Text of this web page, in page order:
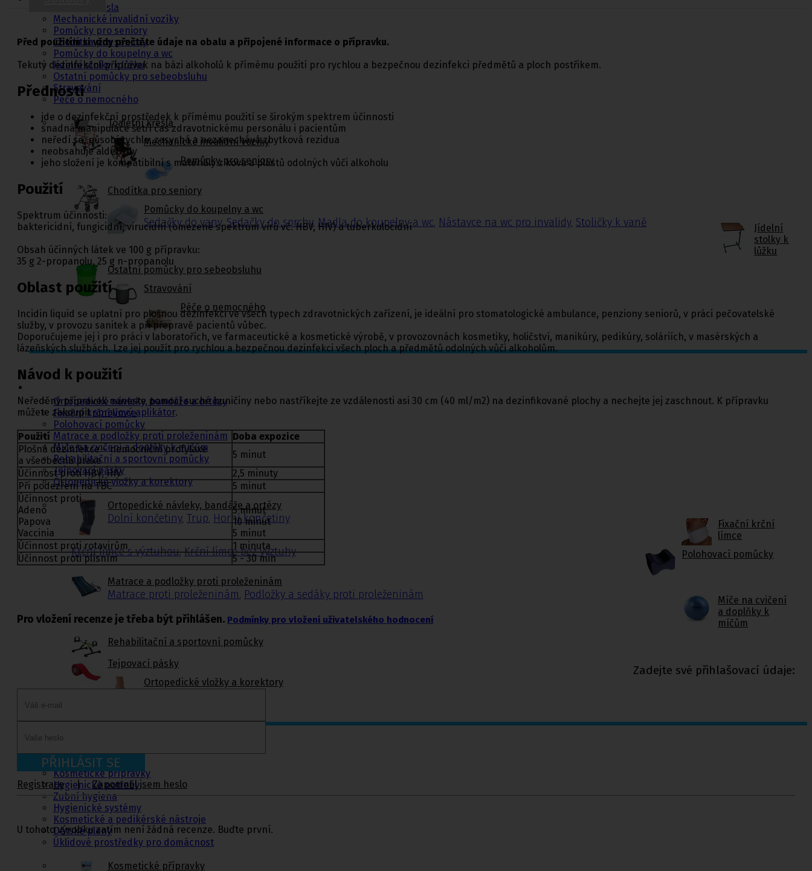
Toaletní křesla
Mechanické invalidní vozíky
Pomůcky pro seniory
Chodítka pro seniory
Pomůcky do koupelny a wc
Jídelní stolky k lůžku
Ostatní pomůcky pro sebeobsluhu
Stravování
Péče o nemocného
Toaletní křesla
Mechanické invalidní vozíky
Pomůcky pro seniory
Chodítka pro seniory
Pomůcky do koupelny a wc
Sedačky do vany,Sedačky do sprchy, Madla do koupelny a wc, Nástavce na wc pro invalidy, Stoličky k vaně
Jídelní
stolky k
lůžku
Ostatní pomůcky pro sebeobsluhu
Stravování
Péče o nemocného
rehabilitace a
sport
Ortopedické návleky, bandáže a ortézy
Fixační krční límce
Polohovací pomůcky
Matrace a podložky proti proleženinám
Míče na cvičení a doplňky k míčům
Rehabilitační a sportovní pomůcky
Tejpovací pásky
Ortopedické vložky a korektory
Ortopedické návleky, bandáže a ortézy
Dolní končetiny, Trup, Horní končetiny
Fixační krční
límce
Krční límce s výztuhou,Krční límce bez výztuhy Polohovací pomůcky
Matrace a podložky proti proleženinám
Matrace proti proleženinám, Podložky a sedáky proti proleženinám
Míče na cvičení
a doplňky k
míčům
Rehabilitační a sportovní pomůcky
Tejpovací pásky
Ortopedické vložky a korektory
Kosmetika a
pleny
Kosmetické přípravky
Hygienické potřeby
Zubní hygiena
Hygienické systémy
Kosmetické a pedikérské nástroje
Dětské pleny
Úklidové prostředky pro domácnost
Kosmetické přípravky
Před použitím si vždy přečtěte údaje na obalu a připojené informace o přípravku.
Tekutý dezinfekční přípravek na bázi alkoholů k přímému použití pro rychlou a bezpečnou dezinfekci předmětů a ploch postřikem.
Přednosti
jde o dezinfekční prostředek k přímému použití se širokým spektrem účinnosti
snadná manipulace šetří čas zdravotnickému personálu i pacientům
neředí se, působí rychle, zasychá a nezanechává zbytková rezidua
neobsahuje aldehydy
jeho složení je kompatibilní s materiály z kovu a plastů odolných vůči alkoholu
Použití
Spektrum účinnosti:
baktericidní, fungicidní, virucidní (omezené spektrum virů vč. HBV, HIV) a tuberkulocidní
Obsah účinných látek ve 100 g přípravku:
35 g 2-propanolu, 25 g n-propanolu
Oblast použití
Incidin liquid se uplatní pro plošnou dezinfekci ve všech typech zdravotnických zařízení, je ideální pro stomatologické ambulance, penziony seniorů, v práci pečovatelské
služby, v provozu sanitek a při přepravě pacientů vůbec.
Doporučujeme jej i pro práci v laboratořích, ve farmaceutické a kosmetické výrobě, v provozovnách kosmetiky, holičství, manikúry, pedikúry, soláriích, v masérských a
lázeňských službách. Lze jej použít pro rychlou a bezpečnou dezinfekci všech ploch a předmětů odolných vůči alkoholům.
Návod k použití
Neředěný přípravek naneste pomocí suché buničiny nebo nastříkejte ze vzdálenosti asi 30 cm (40 ml/m2) na dezinfikované plochy a nechejte jej zaschnout. K přípravku
můžete zakoupitsprayový aplikátor.
Použití
Doba expozice
Plošná dezinfekce – nemocniční profylaxe
a všeobecná praxe
5 minut
Účinnost proti HBV, HIV
2,5 minuty
Při podezření na TBC
5 minut
Účinnost proti
Adeno
Papova
Vaccinia
5 minut
10 minut
5 minut
Účinnost proti rotavirům
1 minuta
Účinnost proti plísním
5 - 30 min
Pro vložení recenze je třeba být přihlášen. Podmínky pro vložení uživatelského hodnocení
Zadejte své přihlašovací údaje:
PŘIHLÁSIT SE
Registrace | Zapomněl jsem heslo
U tohoto výrobku zatím není žádná recenze. Buďte první.